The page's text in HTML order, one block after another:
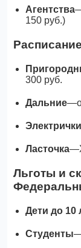
Агентства
150 руб.)
300 руб.
Дальние
Ласточка
Льготы и
Дети до 10
Студенты